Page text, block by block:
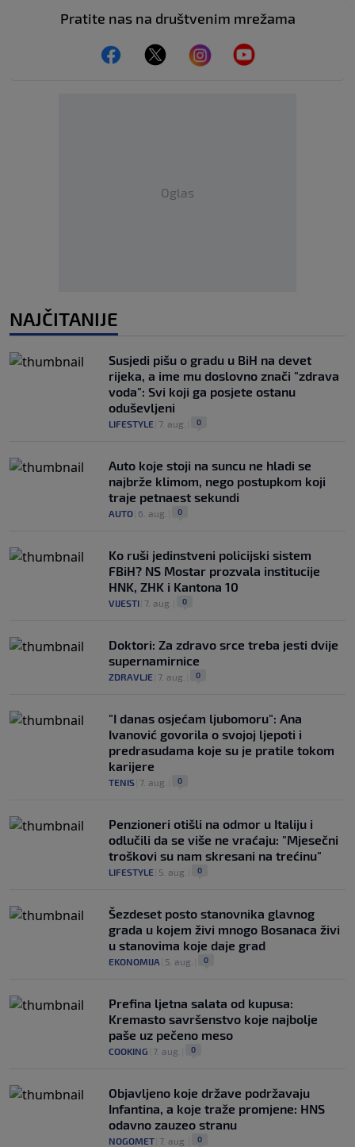
Pratite nas na društvenim mrežama
Oglas
NAJČITANIJE
Susjedi pišu o gradu u BiH na devet
rijeka, a ime mu doslovno znači "zdrava
voda": Svi koji ga posjete ostanu
oduševljeni
LIFESTYLE 7. aug. 0
Auto koje stoji na suncu ne hladi se
najbrže klimom, nego postupkom koji
traje petnaest sekundi
AUTO 6. aug. 0
Ko ruši jedinstveni policijski sistem
FBiH? NS Mostar prozvala institucije
HNK, ZHK i Kantona 10
VIJESTI 7. aug. 0
Doktori: Za zdravo srce treba jesti dvije
supernamirnice
ZDRAVLJE 7. aug. 0
"I danas osjećam ljubomoru": Ana
Ivanović govorila o svojoj ljepoti i
predrasudama koje su je pratile tokom
karijere
TENIS 7. aug. 0
Penzioneri otišli na odmor u Italiju i
odlučili da se više ne vraćaju: "Mjesečni
troškovi su nam skresani na trećinu"
LIFESTYLE 5. aug. 0
Šezdeset posto stanovnika glavnog
grada u kojem živi mnogo Bosanaca živi
u stanovima koje daje grad
EKONOMIJA 5. aug. 0
Prefina ljetna salata od kupusa:
Kremasto savršenstvo koje najbolje
paše uz pečeno meso
COOKING 7. aug. 0
Objavljeno koje države podržavaju
Infantina, a koje traže promjene: HNS
odavno zauzeo stranu
NOGOMET 7. aug. 0